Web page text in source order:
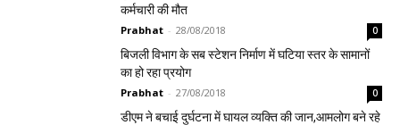
कर्मचारी की मौत
Prabhat - 28/08/2018 0
बिजली विभाग के सब स्टेशन निर्माण में घटिया स्तर के सामानों
का हो रहा प्रयोग
Prabhat - 27/08/2018 0
डीएम ने बचाई दुर्घटना में घायल व्यक्ति की जान,आमलोग बने रहे